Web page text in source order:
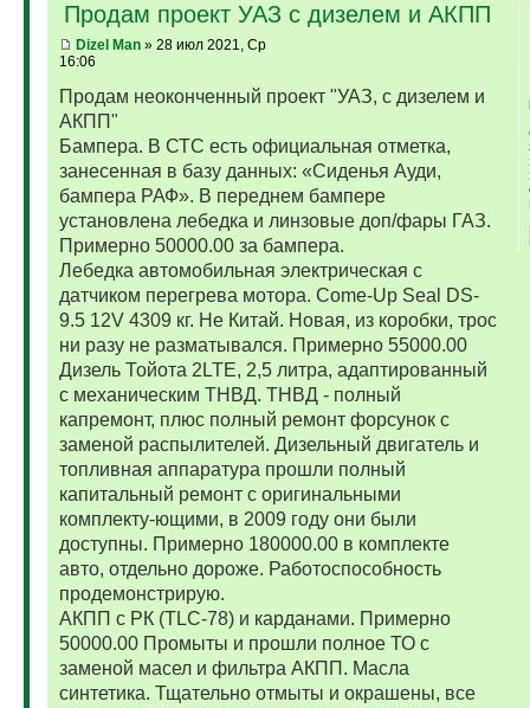
Продам проект УАЗ с дизелем и АКПП
Dizel Man» 28 июл 2021, Ср
16:06
Продам неоконченный проект "УАЗ, с дизелем и
АКПП"
Бампера. В СТС есть официальная отметка,
занесенная в базу данных: «Сиденья Ауди,
бампера РАФ». В переднем бампере
установлена лебедка и линзовые доп/фары ГАЗ.
Примерно 50000.00 за бампера.
Лебедка автомобильная электрическая с
датчиком перегрева мотора. Come-Up Seal DS-
9.5 12V 4309 кг. Не Китай. Новая, из коробки, трос
ни разу не разматывался. Примерно 55000.00
Дизель Тойота 2LTE, 2,5 литра, адаптированный
с механическим ТНВД. ТНВД - полный
капремонт, плюс полный ремонт форсунок с
заменой распылителей. Дизельный двигатель и
топливная аппаратура прошли полный
капитальный ремонт с оригинальными
комплекту-ющими, в 2009 году они были
доступны. Примерно 180000.00 в комплекте
авто, отдельно дороже. Работоспособность
продемонстрирую.
АКПП с РК (TLC-78) и карданами. Примерно
50000.00 Промыты и прошли полное ТО с
заменой масел и фильтра АКПП. Масла
синтетика. Тщательно отмыты и окрашены, все